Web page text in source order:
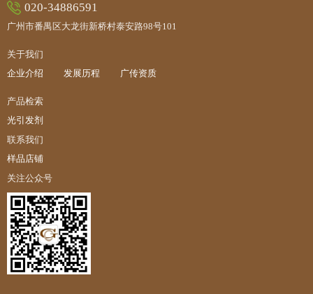
关于我们
企业介绍 发展历程 广传资质
产品检索
光引发剂
联系我们
样品店铺
关注公众号
020-34886591
广州市番禺区大龙街新桥村泰安路98号101